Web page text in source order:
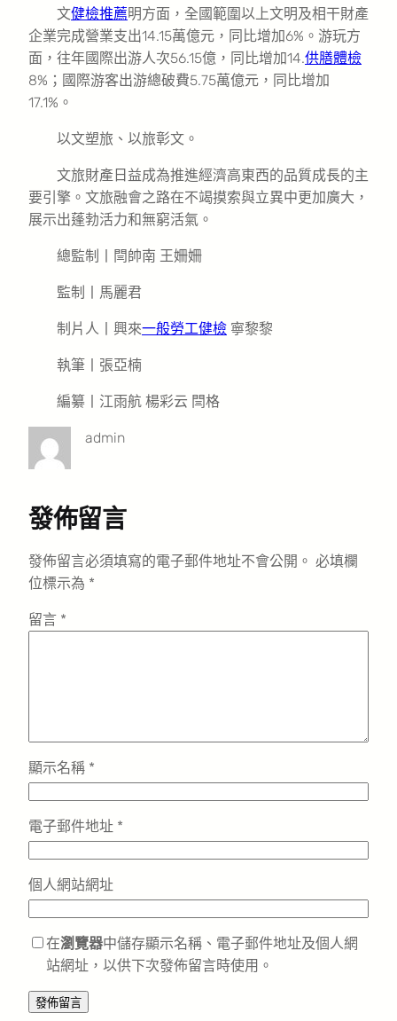
文健檢推薦明方面，全國範圍以上文明及相干財產
企業完成營業支出14.15萬億元，同比增加6%。游玩方
面，往年國際出游人次56.15億，同比增加14.供膳體檢
8%；國際游客出游總破費5.75萬億元，同比增加
17.1%。
以文塑旅、以旅彰文。
文旅財產日益成為推進經濟高東西的品質成長的主
要引擎。文旅融會之路在不竭摸索與立異中更加廣大，
展示出蓬勃活力和無窮活氣。
總監制丨閆帥南 王姍姍
監制丨馬麗君
制片人丨興來一般勞工健檢 寧黎黎
執筆丨張亞楠
編纂丨江雨航 楊彩云 閆格
admin
發佈留言
發佈留言必須填寫的電子郵件地址不會公開。 必填欄
位標示為 *
留言 *
顯示名稱 *
電子郵件地址 *
個人網站網址
在瀏覽器中儲存顯示名稱、電子郵件地址及個人網
站網址，以供下次發佈留言時使用。